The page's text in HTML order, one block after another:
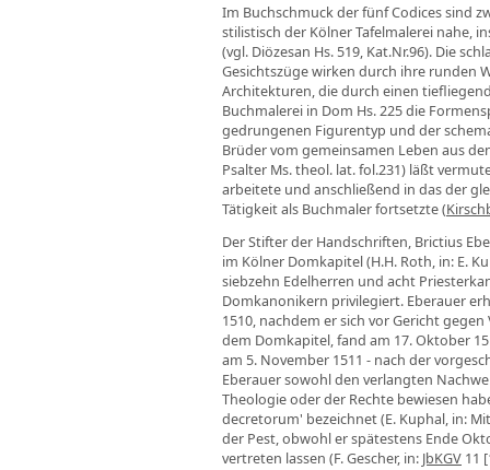
Im Buchschmuck der fünf Codices sind
stilistisch der Kölner Tafelmalerei nahe,
(vgl. Diözesan Hs. 519, Kat.Nr.96). Die
Gesichtszüge wirken durch ihre runden
Architekturen, die durch einen
Buchmalerei in Dom Hs. 225 die
gedrungenen Figurentyp und der
Brüder vom gemeinsamen Leben aus
Psalter Ms. theol. lat. fol.231) läßt
arbeitete und anschließend in das der
Tätigkeit als Buchmaler fortsetzte (
Der Stifter der Handschriften, Brictius
im Kölner Domkapitel (H.H. Roth, in: E.
siebzehn Edelherren und acht
Domkanonikern privilegiert. Eberauer
1510, nachdem er sich vor Gericht
dem Domkapitel, fand am 17. Oktober
am 5. November 1511 - nach der
Eberauer sowohl den verlangten
Theologie oder der Rechte bewiesen
decretorum' bezeichnet (E. Kuphal, in:
der Pest, obwohl er spätestens Ende
vertreten lassen (F. Gescher, in: JbKGV 11